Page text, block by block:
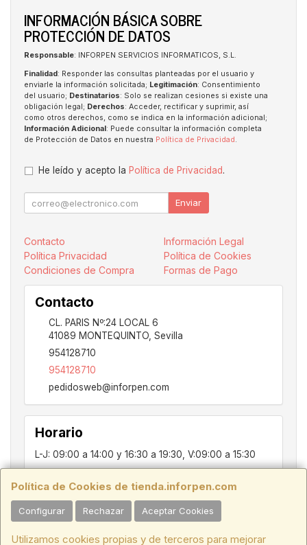
Política de Cookies de tienda.inforpen.com
Configurar Rechazar Aceptar Cookies
Utilizamos cookies propias y de terceros para mejorar
INFORMACIÓN BÁSICA SOBRE
PROTECCIÓN DE DATOS
Responsable: INFORPEN SERVICIOS INFORMATICOS, S.L.
Finalidad: Responder las consultas planteadas por el usuario y
enviarle la información solicitada; Legitimación: Consentimiento
del usuario; Destinatarios: Solo se realizan cesiones si existe una
obligación legal; Derechos: Acceder, rectificar y suprimir, así
como otros derechos, como se indica en la información adicional;
Información Adicional: Puede consultar la información completa
de Protección de Datos en nuestra Política de Privacidad.
He leído y acepto la Política de Privacidad.
Enviar
Contacto
Información Legal
Política Privacidad
Política de Cookies
Condiciones de Compra
Formas de Pago
Contacto
CL. PARIS Nº:24 LOCAL 6
41089 MONTEQUINTO Sevilla
954128710
954128710
pedidosweb@inforpen.com
Horario
L-J: 09:00 a 14:00 y 16:30 a 19:30, V:09:00 a 15:30
PARIS, 24, LOCAL 6, 41089, Montequinto - Dos Hermanas, SEVILLA,
C.I.F.:ESB91914697 - Tfno.:954128710
HORARIO INVIERNO:Lunes a Jueves de 09:00 a 14:00 y de 16:30 a